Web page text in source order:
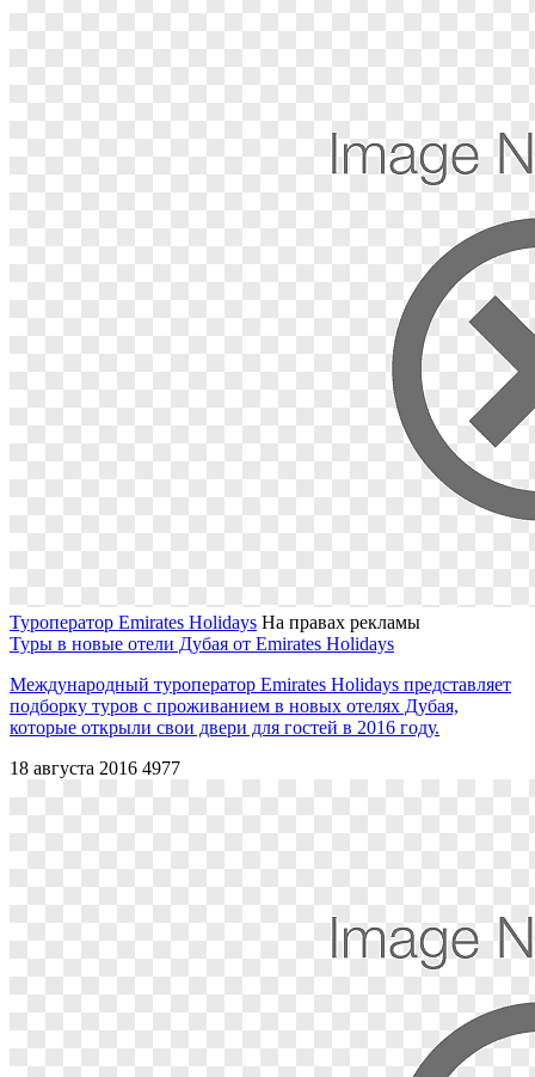
Туроператор Emirates Holidays На правах рекламы
Туры в новые отели Дубая от Emirates Holidays
Международный туроператор Emirates Holidays представляет
подборку туров с проживанием в новых отелях Дубая,
которые открыли свои двери для гостей в 2016 году.
18 августа 2016 4977